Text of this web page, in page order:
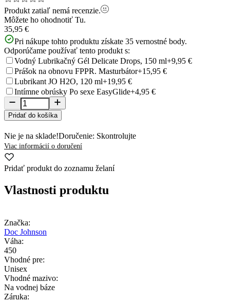
Produkt zatiaľ nemá recenzie.
Môžete ho ohodnotiť Tu.
35,95 €
Pri nákupe tohto produktu získate 35 vernostné body.
Odporúčame používať tento produkt s:
Vodný Lubrikačný Gél Delicate Drops, 150 ml+9,95 €
Prášok na obnovu FPPR. Masturbátor+15,95 €
Lubrikant JO H2O, 120 ml+19,95 €
Intímne obrúsky Po sexe EasyGlide+4,95 €
Pridať do košíka
Nie je na sklade!Doručenie: Skontrolujte
Viac informácií o doručení
Pridať produkt do zoznamu želaní
Vlastnosti produktu
Značka:
Doc Johnson
Váha:
450
Vhodné pre:
Unisex
Vhodné mazivo:
Na vodnej báze
Záruka: